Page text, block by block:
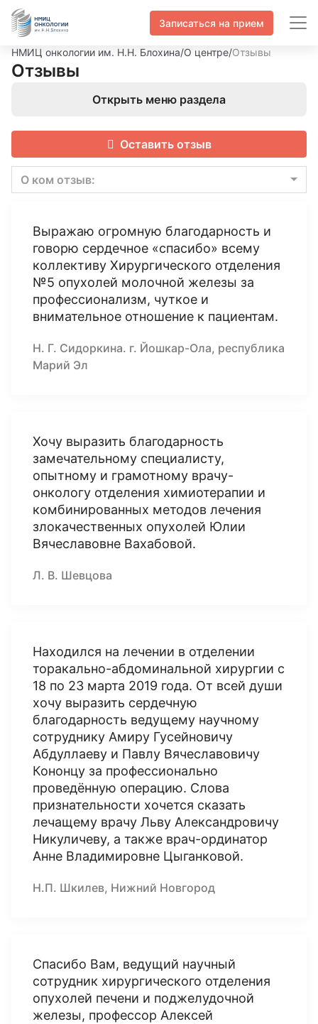
Записаться на прием
НМИЦ онкологии им. Н.Н. Блохина/О центре/Отзывы
Отзывы
Открыть меню раздела
Оставить отзыв
О ком отзыв:
Выражаю огромную благодарность и
говорю сердечное «спасибо» всему
коллективу Хирургического отделения
№5 опухолей молочной железы за
профессионализм, чуткое и
внимательное отношение к пациентам.
Н. Г. Сидоркина. г. Йошкар-Ола, республика
Марий Эл
Хочу выразить благодарность
замечательному специалисту,
опытному и грамотному врачу-
онкологу отделения химиотерапии и
комбинированных методов лечения
злокачественных опухолей Юлии
Вячеславовне Вахабовой.
Л. В. Шевцова
Находился на лечении в отделении
торакально-абдоминальной хирургии с
18 по 23 марта 2019 года. От всей души
хочу выразить сердечную
благодарность ведущему научному
сотруднику Амиру Гусейновичу
Абдуллаеву и Павлу Вячеславовичу
Кононцу за профессионально
проведённую операцию. Слова
признательности хочется сказать
лечащему врачу Льву Александровичу
Никуличеву, а также врач-ординатор
Анне Владимировне Цыганковой.
Н.П. Шкилев, Нижний Новгород
Спасибо Вам, ведущий научный
сотрудник хирургического отделения
опухолей печени и поджелудочной
железы, профессор Алексей